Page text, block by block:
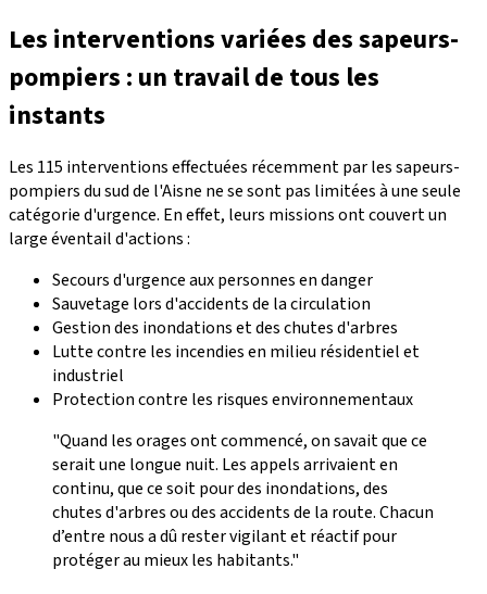
Les interventions variées des sapeurs-
pompiers : un travail de tous les
instants
Les 115 interventions effectuées récemment par les sapeurs-
pompiers du sud de l'Aisne ne se sont pas limitées à une seule
catégorie d'urgence. En effet, leurs missions ont couvert un
large éventail d'actions :
Secours d'urgence aux personnes en danger
Sauvetage lors d'accidents de la circulation
Gestion des inondations et des chutes d'arbres
Lutte contre les incendies en milieu résidentiel et
industriel
Protection contre les risques environnementaux
"Quand les orages ont commencé, on savait que ce
serait une longue nuit. Les appels arrivaient en
continu, que ce soit pour des inondations, des
chutes d'arbres ou des accidents de la route. Chacun
d’entre nous a dû rester vigilant et réactif pour
protéger au mieux les habitants."